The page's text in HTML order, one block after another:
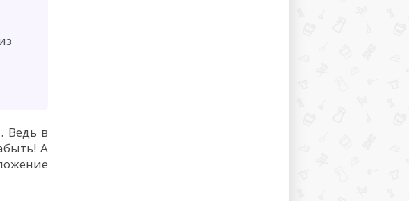
Ведь в
А